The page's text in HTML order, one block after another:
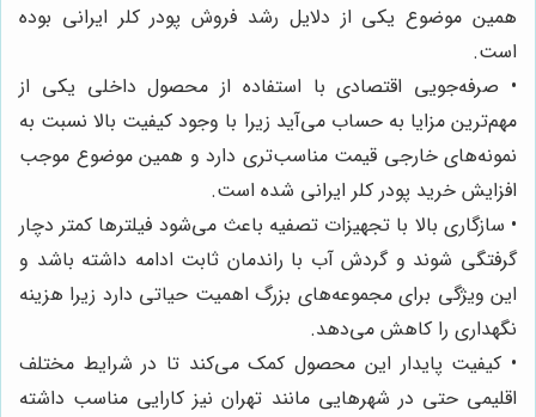
همین موضوع یکی از دلایل رشد فروش پودر کلر ایرانی بوده
است.
• صرفه‌جویی اقتصادی با استفاده از محصول داخلی یکی از
مهم‌ترین مزایا به حساب می‌آید زیرا با وجود کیفیت بالا نسبت به
نمونه‌های خارجی قیمت مناسب‌تری دارد و همین موضوع موجب
افزایش خرید پودر کلر ایرانی شده است.
• سازگاری بالا با تجهیزات تصفیه باعث می‌شود فیلترها کمتر دچار
گرفتگی شوند و گردش آب با راندمان ثابت ادامه داشته باشد و
این ویژگی برای مجموعه‌های بزرگ اهمیت حیاتی دارد زیرا هزینه
نگهداری را کاهش می‌دهد.
• کیفیت پایدار این محصول کمک می‌کند تا در شرایط مختلف
اقلیمی حتی در شهرهایی مانند تهران نیز کارایی مناسب داشته